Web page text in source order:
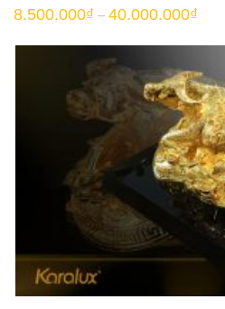
8.500.000₫ – 40.000.000₫